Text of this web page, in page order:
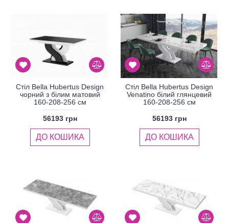
Стіл Bella Hubertus Design
чорний з білим матовий
160-208-256 см
56193 грн
ДО КОШИКА
Стіл Bella Hubertus Design
Venatino білий глянцевий
160-208-256 см
56193 грн
ДО КОШИКА